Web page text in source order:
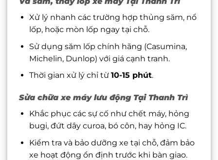
Xử lý nhanh các trường hợp thủng săm, nổ
lốp, hoặc mòn lốp ngay tại chỗ.
Sử dụng săm lốp chính hãng (Casumina,
Michelin, Dunlop) với giá cạnh tranh.
Thời gian xử lý chỉ từ 10-15 phút.
Sửa chữa xe máy lưu động Tại Thanh Trì
Khắc phục các sự cố như chết máy, hỏng
bugi, đứt dây curoa, bó côn, hay hỏng IC.
Kiểm tra và bảo dưỡng xe tại chỗ, đảm bảo
xe hoạt động ổn định trước khi bàn giao.